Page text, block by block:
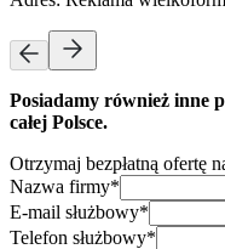
Posiadamy również inne
całej Polsce.
Otrzymaj bezpłatną ofertę
Nazwa firmy*
E-mail służbowy*
Telefon służbowy*